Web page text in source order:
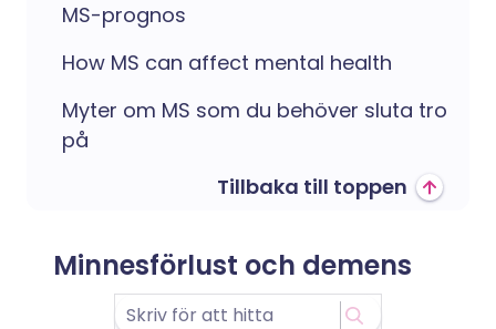
MS-prognos
How MS can affect mental health
Myter om MS som du behöver sluta tro
på
Tillbaka till toppen
Minnesförlust och demens